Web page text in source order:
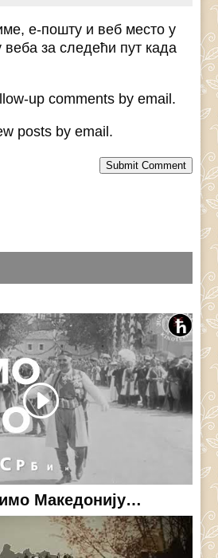
е-пошту и веб место у
за следећи пут када
up comments by email.
posts by email.
Submit Comment
Македонију…